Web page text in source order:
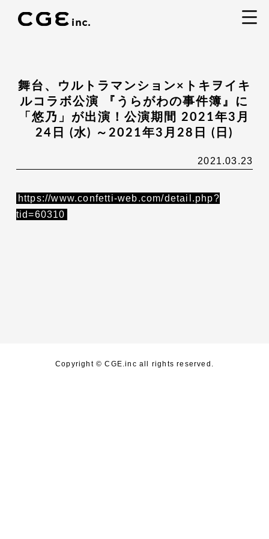
舞台、ウルトラマンション×トキヲイキ
ルコラボ公演 『うらがわの事件簿』に
「悠乃」が出演！公演期間 2021年3月
24日 (水) ～2021年3月28日 (日)
2021.03.23
https://www.confetti-web.com/detail.php?
tid=60310
Copyright © CGE.inc all rights reserved.